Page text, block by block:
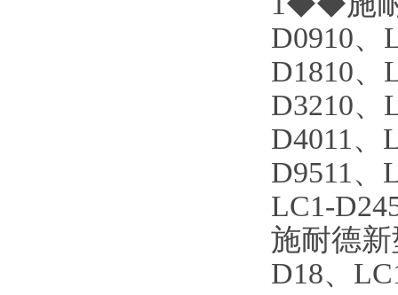
D0910、
D1810、
D3210、
D4011、
D9511、
LC1-
施耐德
D18、